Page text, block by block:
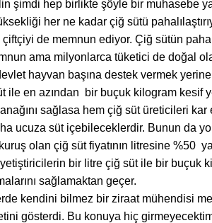
şimdi hep birlikte şöyle bir muhasebe
her ne kadar çiğ sütü
de memnun ediyor. Çiğ sütün
ama milyonlarca tüketici de doğal
hayvan başına destek vermek
ile en azından bir buçuk kilogram kesif
sağlasa hem çiğ süt üreticileri kar
ucuza süt içebileceklerdir. Bunun da
olan çiğ süt fiyatının litresine %50
bir litre çiğ süt ile bir buçuk
sağlamaktan geçer.
kendini bilmez bir ziraat mühendisi
gösterdi. Bu konuya hiç